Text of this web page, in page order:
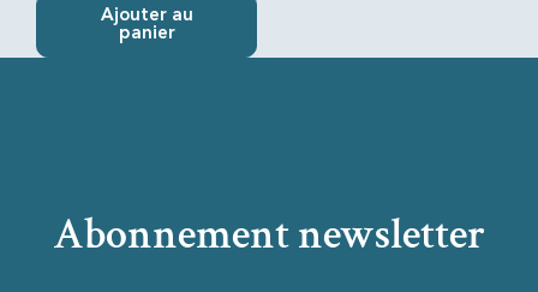
Ajouter au
panier
Abonnement newsletter